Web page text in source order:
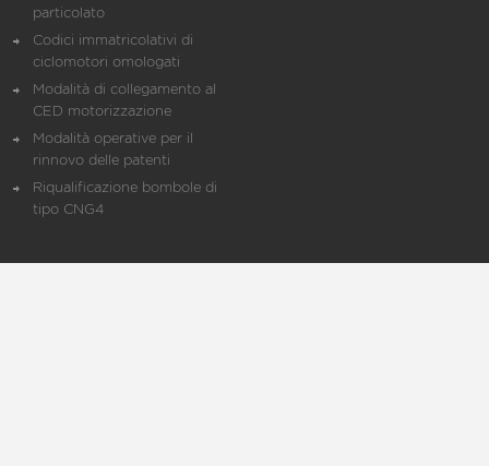
particolato
Codici immatricolativi di
ciclomotori omologati
Modalità di collegamento al
CED motorizzazione
Modalità operative per il
rinnovo delle patenti
Riqualificazione bombole di
tipo CNG4